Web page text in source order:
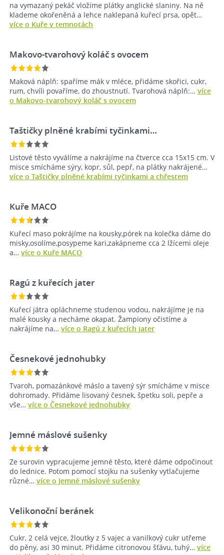
na vymazaný pekáč vložíme plátky anglické slaniny. Na ně
klademe okořeněná a lehce naklepaná kuřecí prsa, opět…
více o Kuře v temnotách
Makovo-tvarohový koláč s ovocem
Maková náplň: spaříme mák v mléce, přidáme skořici, cukr,
rum, chvíli povaříme, do zhoustnutí. Tvarohová náplň:… více
o Makovo-tvarohový koláč s ovocem
Taštičky plněné krabími tyčinkami…
Listové těsto vyválíme a nakrájíme na čtverce cca 15x15 cm. V
misce smícháme sýry, kopr, sůl, pepř, na plátky nakrájené…
více o Taštičky plněné krabími tyčinkami a chřestem
Kuře MACO
Kuřecí maso pokrájíme na kousky,pórek na kolečka dáme do
misky,osolíme,posypeme kari,zakápneme cca 2 lžícemi oleje
a… více o Kuře MACO
Ragú z kuřecích jater
Kuřecí játra opláchneme studenou vodou, nakrájíme je na
malé kousky a necháme okapat. Žampiony očistíme a
nakrájíme na… více o Ragú z kuřecích jater
Česnekové jednohubky
Tvaroh, pomazánkové máslo a tavený sýr smícháme v misce
dohromady. Přidáme lisovaný česnek, špetku soli, pepře a
vše… více o Česnekové jednohubky
Jemné máslové sušenky
Ze surovin vypracujeme jemné těsto, které dáme odpočinout
do lednice. Potom pomocí stojku na sušenky vytlačujeme
různé… více o Jemné máslové sušenky
Velikonoční beránek
Cukr, 2 celá vejce, žloutky z 5 vajec a vanilkový cukr utřeme
do pěny, asi 30 minut. Přidáme citronovou šťávu, tuhý… více